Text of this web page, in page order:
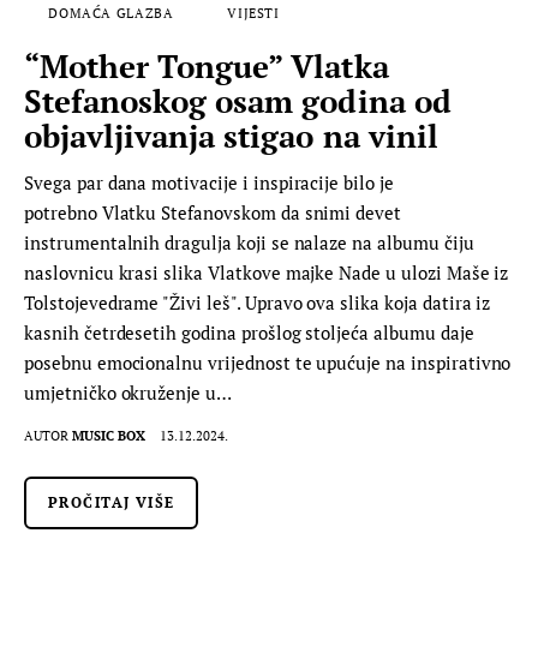
DOMAĆA GLAZBA VIJESTI
“Mother Tongue” Vlatka
Stefanoskog osam godina od
objavljivanja stigao na vinil
Svega par dana motivacije i inspiracije bilo je
potrebno Vlatku Stefanovskom da snimi devet
instrumentalnih dragulja koji se nalaze na albumu čiju
naslovnicu krasi slika Vlatkove majke Nade u ulozi Maše iz
Tolstojevedrame "Živi leš". Upravo ova slika koja datira iz
kasnih četrdesetih godina prošlog stoljeća albumu daje
posebnu emocionalnu vrijednost te upućuje na inspirativno
umjetničko okruženje u…
AUTOR MUSIC BOX 13.12.2024.
PROČITAJ VIŠE